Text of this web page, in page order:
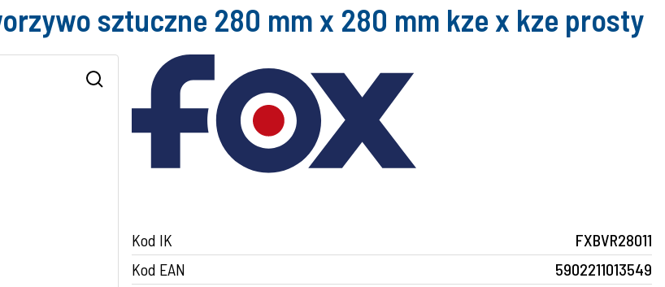
sztuczne 280 mm x 280 mm kze x kze prosty
Kod IK
FXBVR28011
Kod EAN
5902211013549